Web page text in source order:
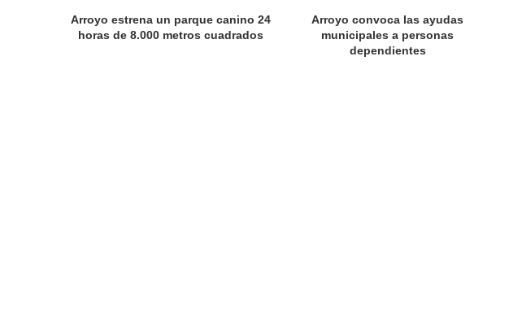
Arroyo estrena un parque canino 24
horas de 8.000 metros cuadrados
Arroyo convoca las ayudas
municipales a personas
dependientes